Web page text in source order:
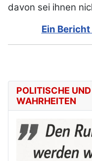
davon sei ihnen
Ein Bericht
POLITISCHE
WAHRHEITEN